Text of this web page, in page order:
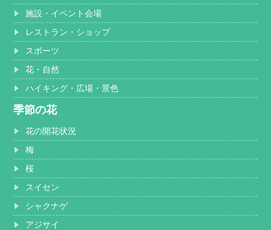
施設・イベント会場
レストラン・ショップ
スポーツ
花・自然
ハイキング・広場・景色
季節の花
花の開花状況
梅
桜
スイセン
シャクナゲ
アジサイ